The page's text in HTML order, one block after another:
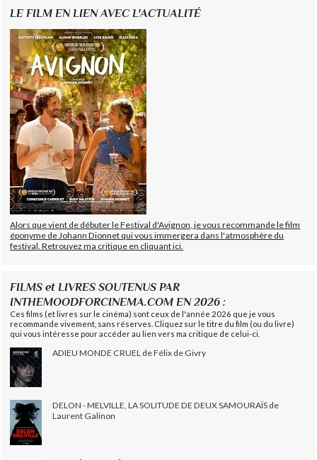
LE FILM EN LIEN AVEC L'ACTUALITÉ
Alors que vient de débuter le Festival d'Avignon, je vous recommande le film
éponyme de Johann Dionnet qui vous immergera dans l'atmosphère du
festival. Retrouvez ma critique en cliquant ici.
FILMS et LIVRES SOUTENUS PAR
INTHEMOODFORCINEMA.COM EN 2026 :
Ces films (et livres sur le cinéma) sont ceux de l'année 2026 que je vous
recommande vivement, sans réserves. Cliquez sur le titre du film (ou du livre)
qui vous intéresse pour accéder au lien vers ma critique de celui-ci.
ADIEU MONDE CRUEL de Félix de Givry
DELON - MELVILLE, LA SOLITUDE DE DEUX SAMOURAÏS de
Laurent Galinon